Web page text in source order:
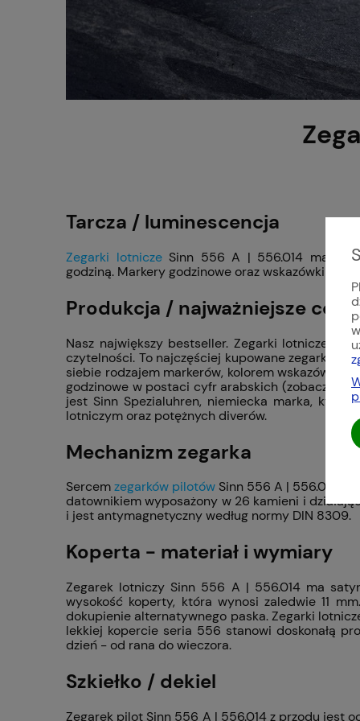
Tarcza / luminescencja
Zegarki lotniczeSinn 556 A | 556.014 mają
godziną. Markery godzinowe oraz wskazówki
Produkcja / najważniejsze
Nasz największy bestseller. Zegarki lotnicze
czytelności. To najczęściej kupowane zegarki
siebie rodzajem markerów, kolorem wskazówki
godzinowe w postaci cyfr arabskich (zobacz też
jest Sinn Spezialuhren, niemiecka marka,
lotniczym oraz potężnych diverów.
Mechanizm zegarka
Sercemzegarków pilotów Sinn 556 A | 556.014
datownikiem wyposażony w 26 kamieni i
i jest antymagnetyczny według normy DIN 8309.
Koperta - materiał i wymiary
Zegarek lotniczy Sinn 556 A | 556.014 ma
wysokość koperty, która wynosi zaledwie 11
dokupienie alternatywnego paska. Zegarki
lekkiej kopercie seria 556 stanowi doskonałą
dzień - od rana do wieczora.
Szkiełko / dekiel
Zegarek pilot Sinn 556 A | 556.014 z przodu jest